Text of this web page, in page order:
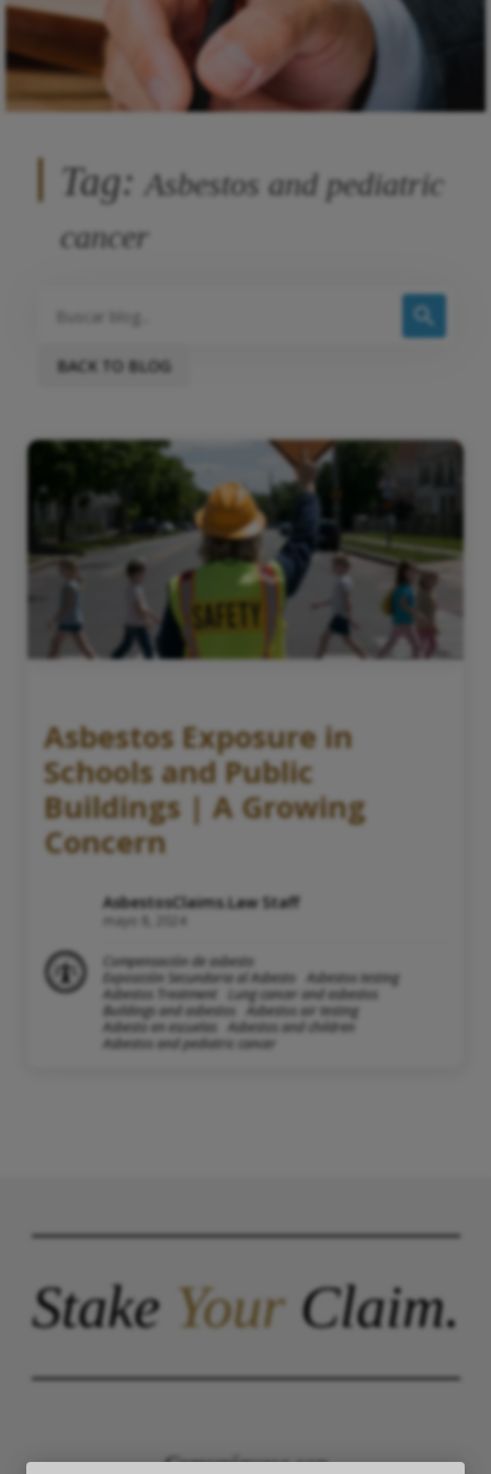
Tag: Asbestos and pediatric
cancer
BACK TO BLOG
Asbestos Exposure in
Schools and Public
Buildings | A Growing
Concern
AsbestosClaims.Law Staff
mayo 8, 2024
Compensación de asbesto
Exposición Secundaria al Asbesto
Asbestos testing
Asbestos Treatment
Lung cancer and asbestos
Buildings and asbestos
Asbestos air testing
Asbesto en escuelas
Asbestos and children
Asbestos and pediatric cancer
StakeYourClaim.
Comuníquese con